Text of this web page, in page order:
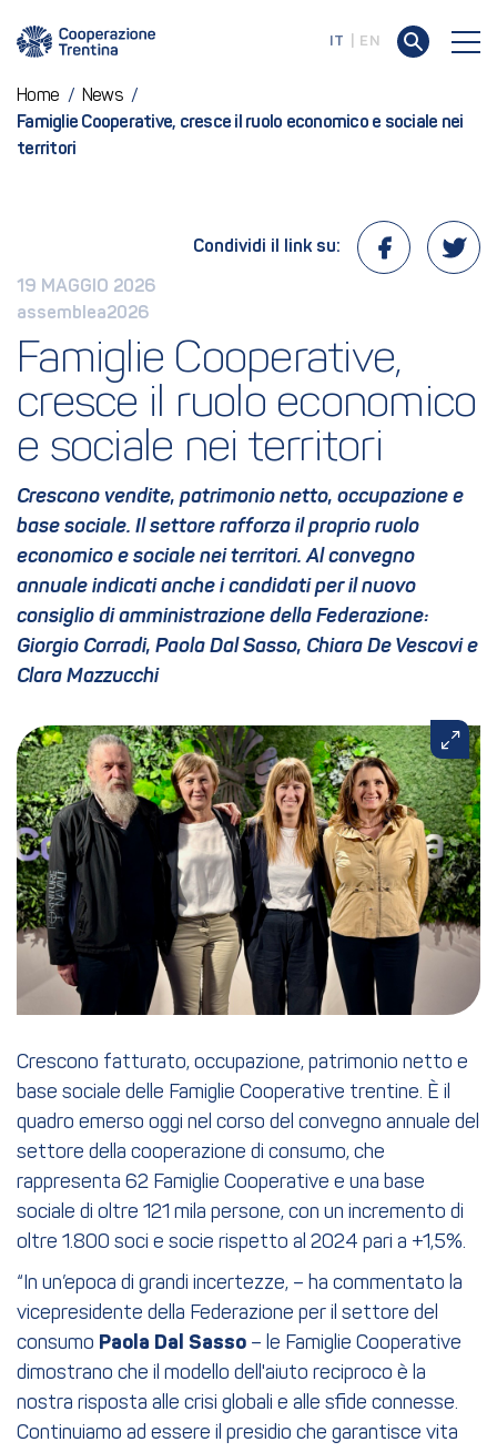
IT EN
Home / News /
Famiglie Cooperative, cresce il ruolo economico e sociale nei
territori
19 MAGGIO 2026
assemblea2026
Condividi il link su:
Famiglie Cooperative,
cresce il ruolo economico
e sociale nei territori
Crescono vendite, patrimonio netto, occupazione e
base sociale. Il settore rafforza il proprio ruolo
economico e sociale nei territori. Al convegno
annuale indicati anche i candidati per il nuovo
consiglio di amministrazione della Federazione:
Giorgio Corradi, Paola Dal Sasso, Chiara De Vescovi e
Clara Mazzucchi
Crescono fatturato, occupazione, patrimonio netto e
base sociale delle Famiglie Cooperative trentine. È il
quadro emerso oggi nel corso del convegno annuale del
settore della cooperazione di consumo, che
rappresenta 62 Famiglie Cooperative e una base
sociale di oltre 121 mila persone, con un incremento di
oltre 1.800 soci e socie rispetto al 2024 pari a +1,5%.
“In un’epoca di grandi incertezze, – ha commentato la
vicepresidente della Federazione per il settore del
consumo Paola Dal Sasso – le Famiglie Cooperative
dimostrano che il modello dell'aiuto reciproco è la
nostra risposta alle crisi globali e alle sfide connesse.
Continuiamo ad essere il presidio che garantisce vita